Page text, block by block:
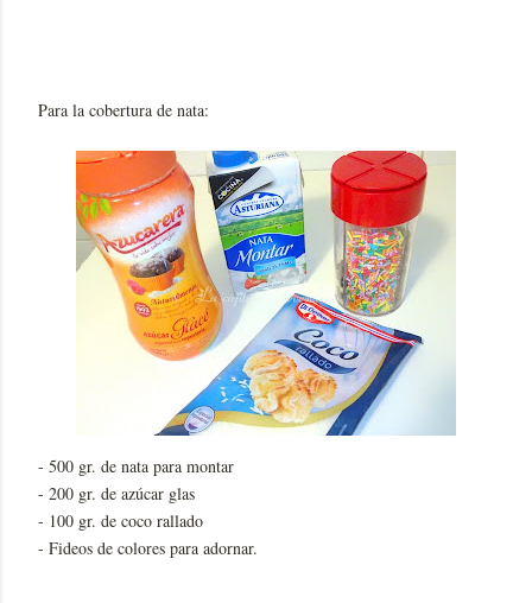
Para la cobertura de nata:
- 500 gr. de nata para montar
- 200 gr. de azúcar glas
- 100 gr. de coco rallado
- Fideos de colores para adornar.